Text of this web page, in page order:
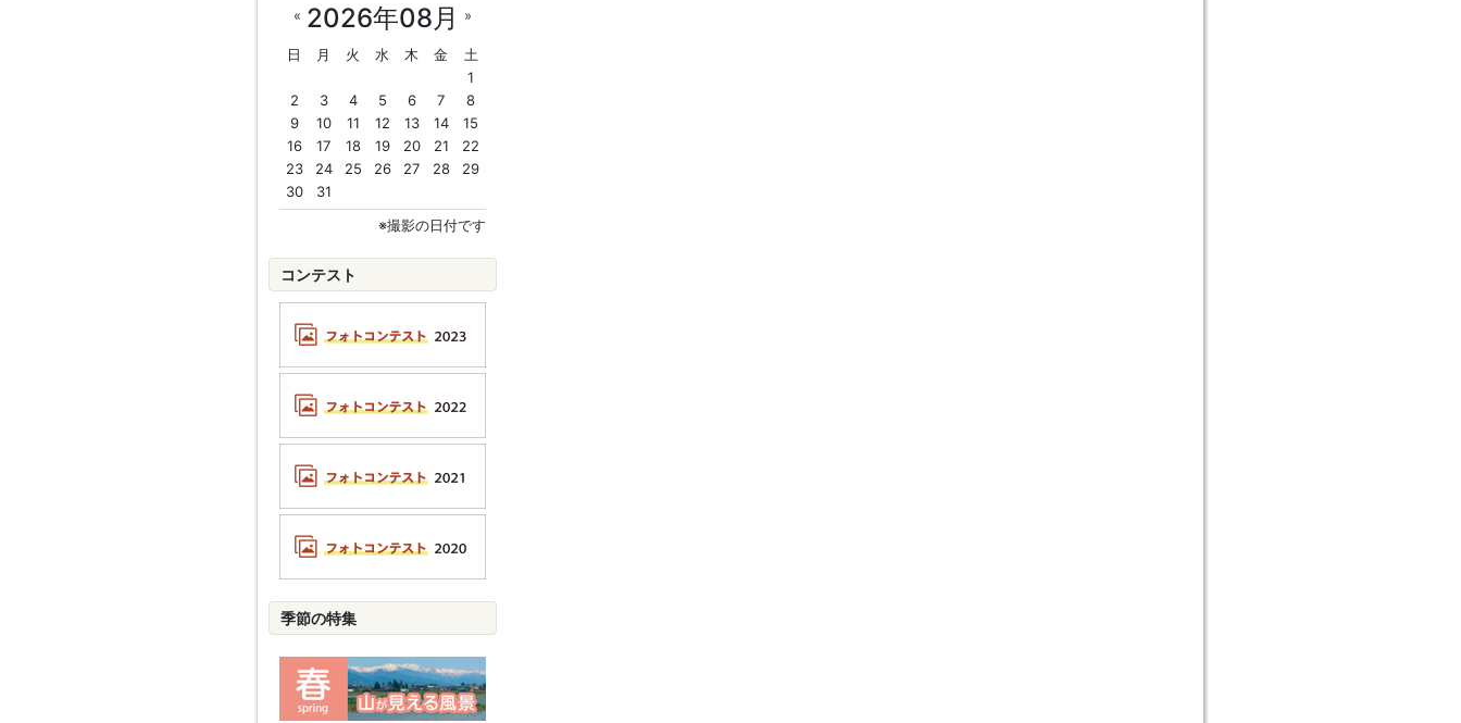
2026年08月
« »
日 月 火 水 木 金
土
1
2
3 4 5 6 7
8
9
10 11 12 13 14
15
16
17 18 19 20 21
22
23
24 25 26 27 28
29
30
31
※撮影の日付です
コンテスト
季節の特集